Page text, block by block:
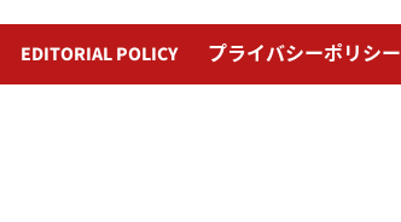
EDITORIAL POLICY プライバシーポリシー